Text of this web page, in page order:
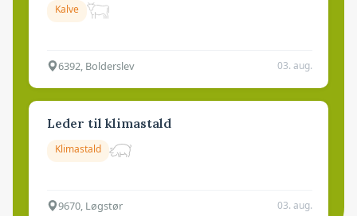
Kalve
6392, Bolderslev 03. aug.
Leder til klimastald
Klimastald
9670, Løgstør 03. aug.